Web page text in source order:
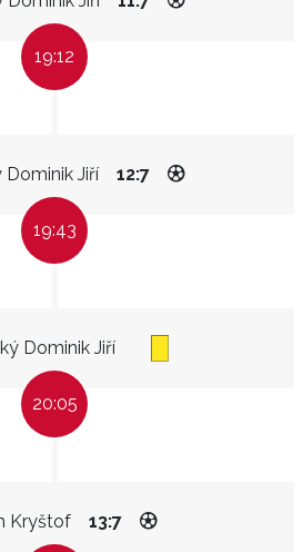
19:12
Dominik Jiří 12:7
19:43
Dominik Jiří
20:05
Kryštof 13:7